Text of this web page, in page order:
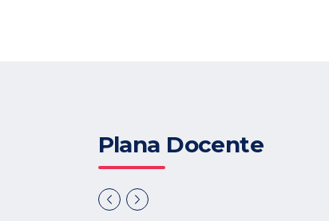
Plana Docente